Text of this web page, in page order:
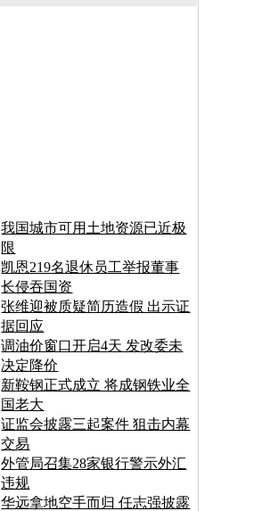
我国城市可用土地资源已近极
限
凯恩219名退休员工举报董事
长侵吞国资
张维迎被质疑简历造假 出示证
据回应
调油价窗口开启4天 发改委未
决定降价
新鞍钢正式成立 将成钢铁业全
国老大
证监会披露三起案件 狙击内幕
交易
外管局召集28家银行警示外汇
违规
华远拿地空手而归 任志强披露